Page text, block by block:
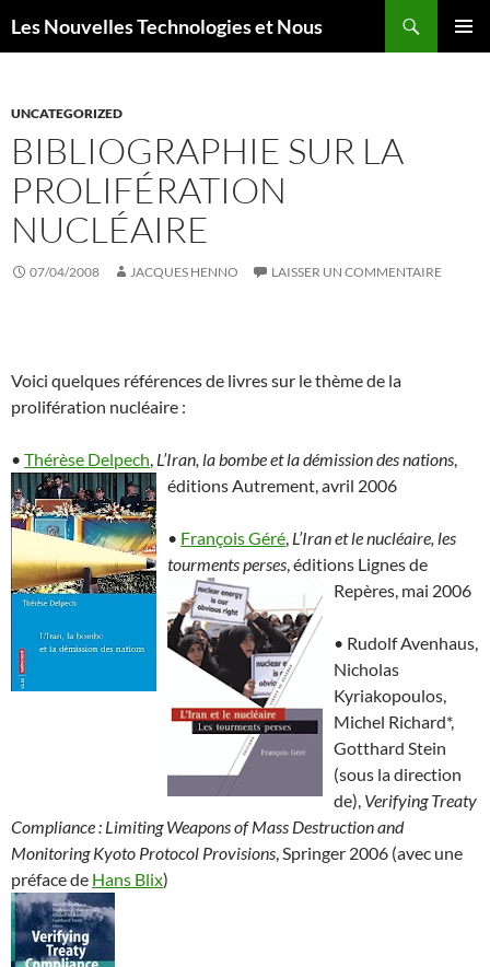
auLes Nouvelles Technologies et Nous
UNCATEGORIZED
BIBLIOGRAPHIE SUR LA
PROLIFÉRATION
NUCLÉAIRE
07/04/2008 JACQUES HENNO LAISSER UN COMMENTAIRE
Voici quelques références de livres sur le thème de la
prolifération nucléaire :
• Thérèse Delpech, L’Iran, la bombe et la démission des nations,
éditions Autrement, avril 2006
• François Géré, L’Iran et le nucléaire, les
tourments perses, éditions Lignes de
Repères, mai 2006
• Rudolf Avenhaus,
Nicholas
Kyriakopoulos,
Michel Richard*,
Gotthard Stein
(sous la direction
de), Verifying Treaty
Compliance : Limiting Weapons of Mass Destruction and
Monitoring Kyoto Protocol Provisions, Springer 2006 (avec une
préface de Hans Blix)